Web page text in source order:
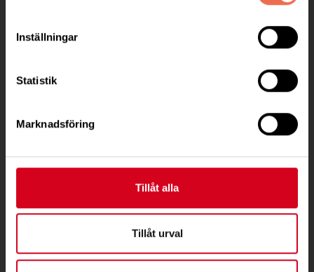
Inställningar
Statistik
Marknadsföring
Tillåt alla
Tillåt urval
Telefon:
Postadress:
171 04 Solna
PG 90 10 07-5 | BG 901-0075 | Swishgåva 90 100
75 | Organisationsnummer 802002-3605